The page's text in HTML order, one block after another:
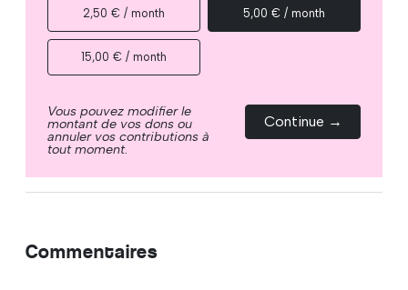
2,50 € / month 5,00 € / month
15,00 € / month
Vous pouvez modifier le
montant de vos dons ou
annuler vos contributions à
tout moment.
Continue →
Commentaires